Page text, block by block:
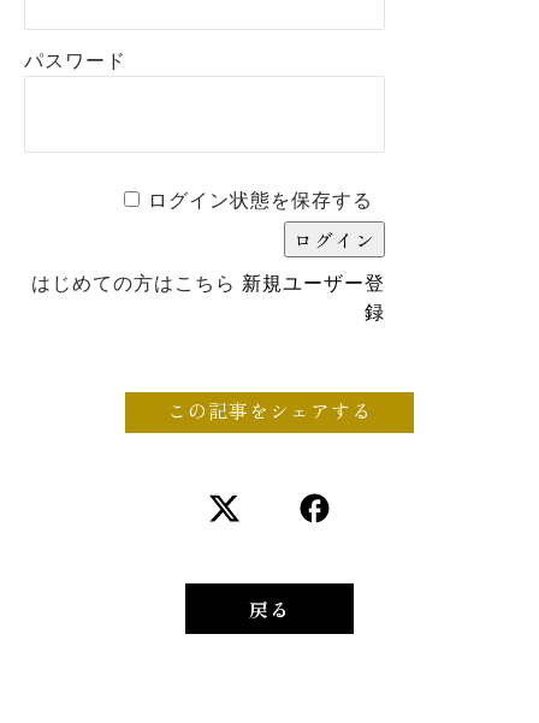
パスワード
ログイン状態を保存する
はじめての方はこちら 新規ユーザー登
録
この記事をシェアする
戻る